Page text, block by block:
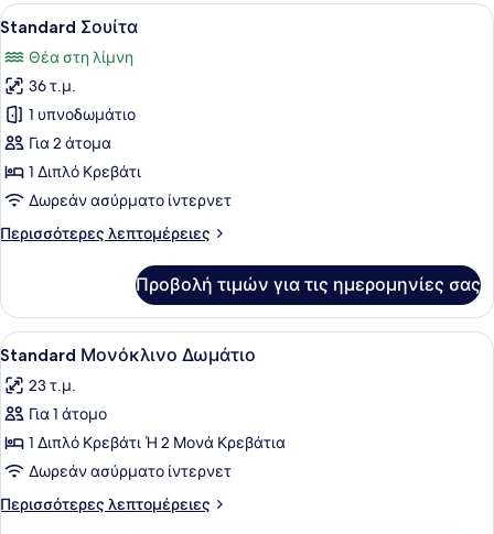
Προβολή
όλων
των
φωτογραφιών
για
Standard
Σουίτα
Ένα υπνοδωμάτιο με ένα μεγάλο
8
Standard Σουίτα
Θέα στη λίμνη
36 τ.μ.
1 υπνοδωμάτιο
Για 2 άτομα
1 Διπλό Κρεβάτι
Δωρεάν ασύρματο ίντερνετ
Περισσότερες λεπτομέρειες
Περισσότερες
Σουίτα
Προβολή τιμών για τις ημερομηνίες σας
Προβολή
όλων
των
φωτογραφιών
για
Standard
Μονόκλινο
Δωμάτιο
Ένα δωμάτιο ξενοδοχείου με ένα
4
Standard Μονόκλινο Δωμάτιο
23 τ.μ.
Για 1 άτομο
1 Διπλό Κρεβάτι Ή 2 Μονά Κρεβάτια
Δωρεάν ασύρματο ίντερνετ
Περισσότερες λεπτομέρειες
Περισσότερες